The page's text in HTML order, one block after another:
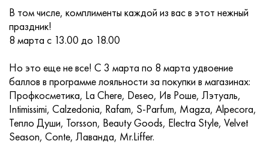
В том числе, комплименты каждой из вас в этот нежный
праздник!
8 марта с 13.00 до 18.00
Но это еще не все! С 3 марта по 8 марта удвоение
баллов в программе лояльности за покупки в магазинах:
Профкосметика, La Chere, Deseo, Ив Роше, Лэтуаль,
Intimissimi, Calzedonia, Rafam, S-Parfum, Magza, Alpecora,
Тепло Души, Torsson, Beauty Goods, Electra Style, Velvet
Season, Conte, Лаванда, Mr.Liffer.